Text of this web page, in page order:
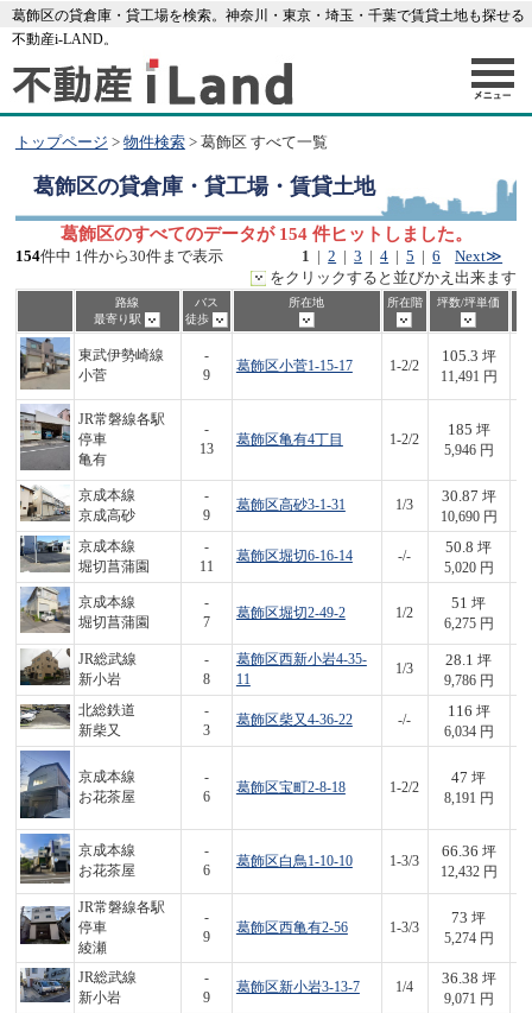
葛飾区の貸倉庫・貸工場を検索。神奈川・東京・埼玉・千葉で賃貸土地も探せる
不動産i-LAND。
トップページ > 物件検索> 葛飾区 すべて一覧
葛飾区の貸倉庫・貸工場・賃貸土地
葛飾区のすべてのデータが 154 件ヒットしました。
1 |2 |3 |4 |5 |6 Next≫
154件中 1件から30件まで表示
をクリックすると並びかえ出来ます
路線
最寄り駅
バス
徒歩
所在地 所在階 坪数/坪単価
東武伊勢崎線
小菅
-
9
葛飾区小菅1-15-17 1-2/2
105.3 坪
11,491 円
JR常磐線各駅
停車
亀有
-
13
葛飾区亀有4丁目 1-2/2
185 坪
5,946 円
京成本線
京成高砂
-
9
葛飾区高砂3-1-31 1/3
30.87 坪
10,690 円
京成本線
堀切菖蒲園
-
11
葛飾区堀切6-16-14 -/-
50.8 坪
5,020 円
京成本線
堀切菖蒲園
-
7
葛飾区堀切2-49-2 1/2
51 坪
6,275 円
JR総武線
新小岩
-
8
葛飾区西新小岩4-35-
11
1/3
28.1 坪
9,786 円
北総鉄道
新柴又
-
3
葛飾区柴又4-36-22 -/-
116 坪
6,034 円
京成本線
お花茶屋
-
6
葛飾区宝町2-8-18 1-2/2
47 坪
8,191 円
京成本線
お花茶屋
-
6
葛飾区白鳥1-10-10 1-3/3
66.36 坪
12,432 円
JR常磐線各駅
停車
綾瀬
-
9
葛飾区西亀有2-56 1-3/3
73 坪
5,274 円
JR総武線
新小岩
-
9
葛飾区新小岩3-13-7 1/4
36.38 坪
9,071 円